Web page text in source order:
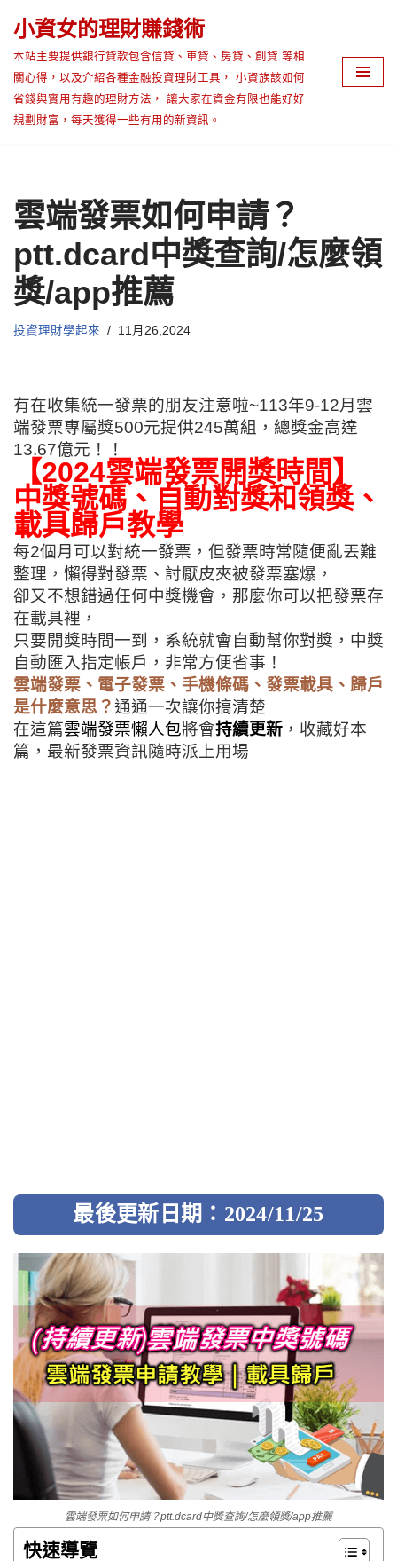
Skip
to
content
小資女的理財賺錢術
本站主要提供銀行貸款包含信貸、車貸、房貸、創貸 等相
關心得，以及介紹各種金融投資理財工具， 小資族該如何
省錢與實用有趣的理財方法， 讓大家在資金有限也能好好
規劃財富，每天獲得一些有用的新資訊。
雲端發票如何申請？
ptt.dcard中獎查詢/怎麼領
獎/app推薦
投資理財學起來 11月26,2024
有在收集統一發票的朋友注意啦~113年9-12月雲
端發票專屬獎500元提供245萬組，總獎金高達
13.67億元！！
【2024雲端發票開獎時間】
中獎號碼、自動對獎和領獎、
載具歸戶教學
每2個月可以對統一發票，但發票時常隨便亂丟難
整理，懶得對發票、討厭皮夾被發票塞爆，
卻又不想錯過任何中獎機會，那麼你可以把發票存
在載具裡，
只要開獎時間一到，系統就會自動幫你對獎，中獎
自動匯入指定帳戶，非常方便省事！
雲端發票、電子發票、手機條碼、發票載具、歸戶
是什麼意思？通通一次讓你搞清楚
在這篇雲端發票懶人包將會持續更新 ，收藏好本
篇，最新發票資訊隨時派上用場
最後更新日期：2024/11/25
雲端發票如何申請？ptt.dcard中獎查詢/怎麼領獎/app推薦
快速導覽